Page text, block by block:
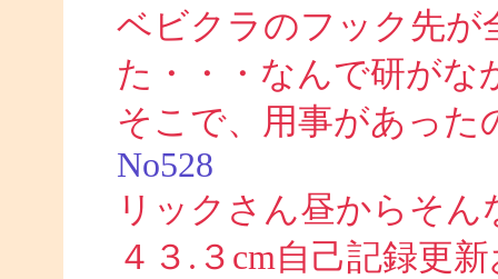
ベビクラのフック先が
た・・・なんで研がな
そこで、用事があった
No528
リックさん昼からそ
４３.３cm自己記録更